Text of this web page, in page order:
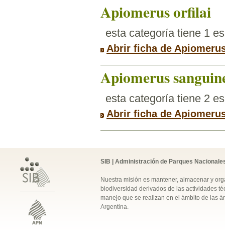
Apiomerus orfilai
esta categoría tiene 1
Abrir ficha de
Apiomerus
esta categoría tiene 2
Abrir ficha de
SIB | Administración de Parques
Nuestra misión es mantener, almacenar y
biodiversidad derivados de las actividades
manejo que se realizan en el ámbito de las
Argentina.